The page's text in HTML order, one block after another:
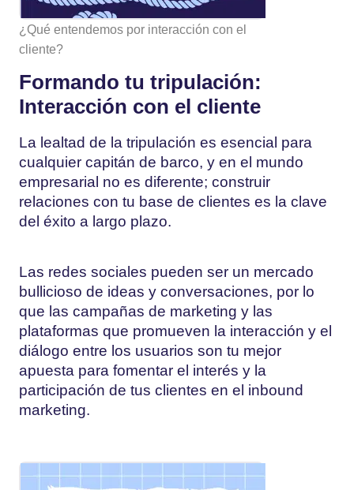
¿Qué entendemos por interacción con el
cliente?
Formando tu tripulación:
Interacción con el cliente
La lealtad de la tripulación es esencial para
cualquier capitán de barco, y en el mundo
empresarial no es diferente; construir
relaciones con tu base de clientes es la clave
del éxito a largo plazo.
Las redes sociales pueden ser un mercado
bullicioso de ideas y conversaciones, por lo
que las campañas de marketing y las
plataformas que promueven la interacción y el
diálogo entre los usuarios son tu mejor
apuesta para fomentar el interés y la
participación de tus clientes en el inbound
marketing.